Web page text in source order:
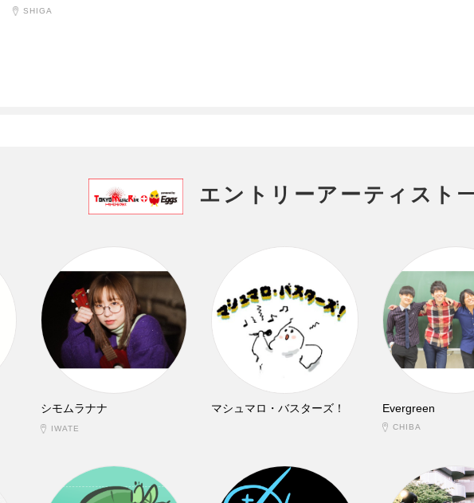
SHIGA
エントリーアーティスト
シモムラナナ
IWATE
マシュマロ・バスターズ！ Evergreen
CHIBA